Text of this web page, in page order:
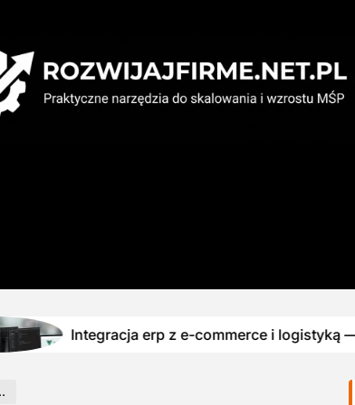
erp z e-commerce i logistyką — jak